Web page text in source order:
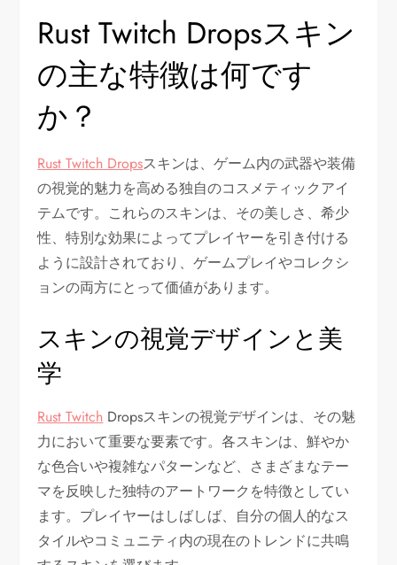
Rust Twitch Dropsスキン
の主な特徴は何です
か？
Rust Twitch Dropsスキンは、ゲーム内の武器や装備
の視覚的魅力を高める独自のコスメティックアイ
テムです。これらのスキンは、その美しさ、希少
性、特別な効果によってプレイヤーを引き付ける
ように設計されており、ゲームプレイやコレクシ
ョンの両方にとって価値があります。
スキンの視覚デザインと美
学
Rust Twitch Dropsスキンの視覚デザインは、その魅
力において重要な要素です。各スキンは、鮮やか
な色合いや複雑なパターンなど、さまざまなテー
マを反映した独特のアートワークを特徴としてい
ます。プレイヤーはしばしば、自分の個人的なス
タイルやコミュニティ内の現在のトレンドに共鳴